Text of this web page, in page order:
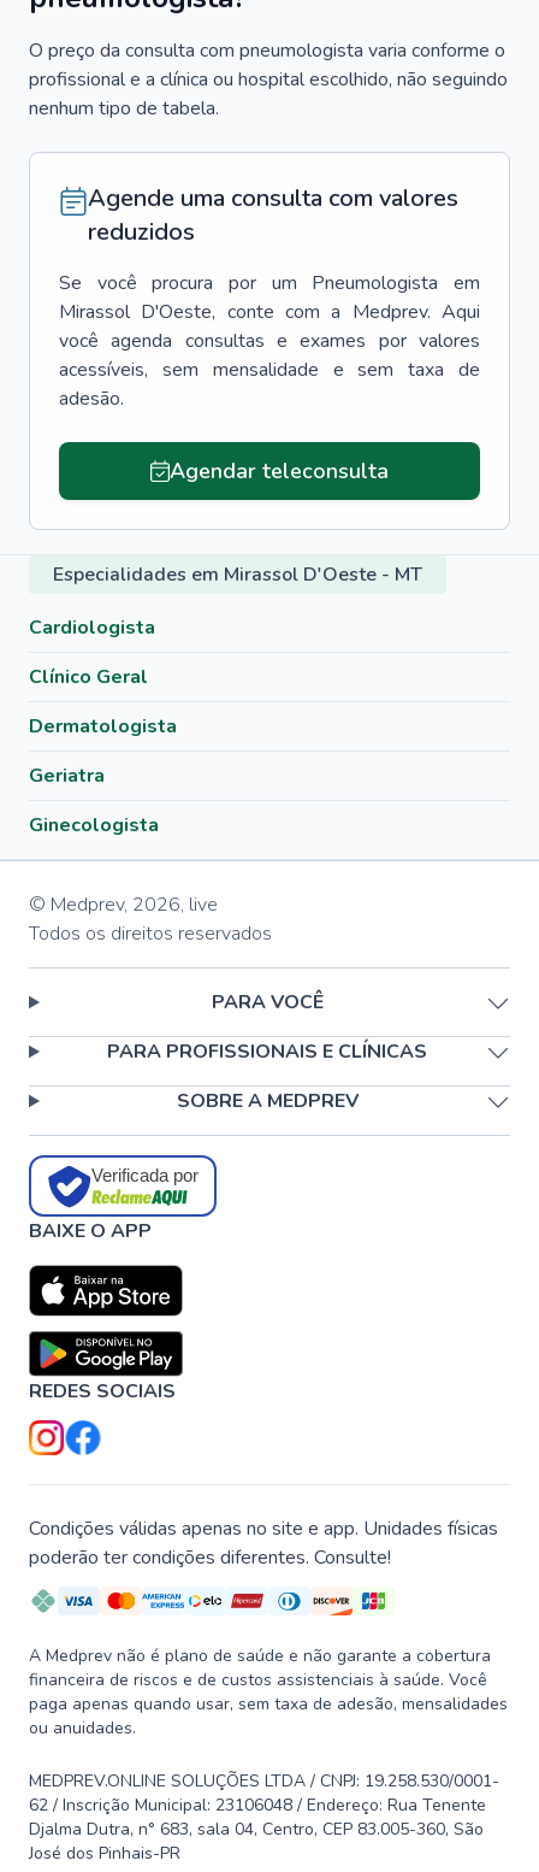
O preço da consulta com pneumologista varia conforme o
profissional e a clínica ou hospital escolhido, não seguindo
nenhum tipo de tabela.
Agende uma consulta com valores
reduzidos
Se você procura por um Pneumologista
em
Mirassol D'Oeste, conte com a Medprev. Aqui
você agenda consultas e exames por valores
acessíveis, sem mensalidade e sem taxa de
adesão.
Agendar teleconsulta
Especialidades em Mirassol D'Oeste - MT
Cardiologista
Clínico Geral
Dermatologista
Geriatra
Ginecologista
© Medprev, 2026, live
Todos os direitos reservados
PARA VOCÊ
PARA PROFISSIONAIS E CLÍNICAS
SOBRE A MEDPREV
Verificada por
BAIXE O APP
REDES SOCIAIS
Condições válidas apenas no site e app. Unidades físicas
poderão ter condições diferentes. Consulte!
A Medprev não é plano de saúde e não garante a cobertura
financeira de riscos e de custos assistenciais à saúde. Você
paga apenas quando usar, sem taxa de adesão, mensalidades
ou anuidades.
MEDPREV.ONLINE SOLUÇÕES LTDA / CNPJ: 19.258.530/0001-
62 / Inscrição Municipal: 23106048 / Endereço: Rua Tenente
Djalma Dutra, n° 683, sala 04, Centro, CEP 83.005-360, São
José dos Pinhais-PR